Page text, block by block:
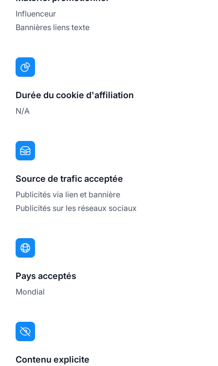
Influenceur
Bannières liens texte
Durée du cookie d'affiliation
N/A
Source de trafic acceptée
Publicités via lien et bannière
Publicités sur les réseaux sociaux
Pays acceptés
Mondial
Contenu explicite